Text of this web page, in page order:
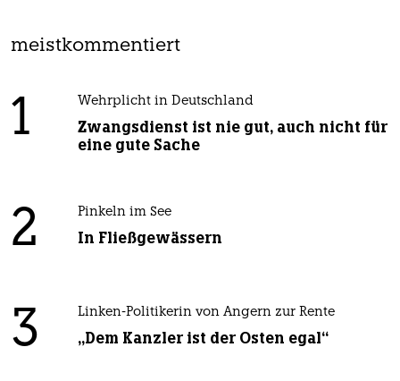
meistkommentiert
1 Wehrplicht in Deutschland
Zwangsdienst ist nie gut, auch nicht für
eine gute Sache
2 Pinkeln im See
In Fließgewässern
3 Linken-Politikerin von Angern zur Rente
„Dem Kanzler ist der Osten egal“